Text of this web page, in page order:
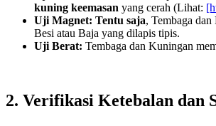
kuning keemasan yang cerah (Lihat:
Uji Magnet: Tentu saja, Tembaga
Besi atau Baja yang dilapis tipis.
Uji Berat: Tembaga dan Kuningan
2. Verifikasi Ketebalan dan